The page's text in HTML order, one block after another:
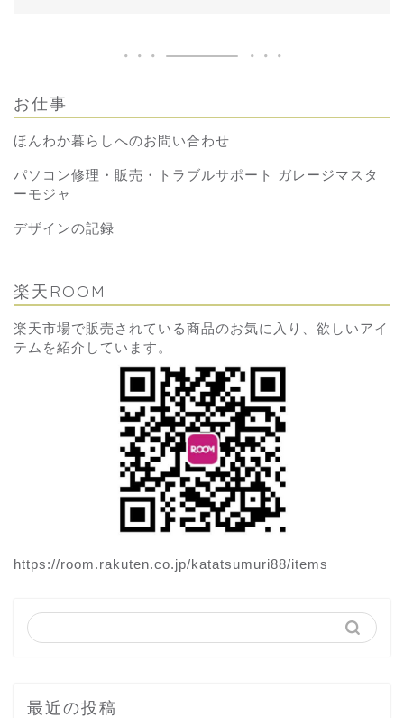
お仕事
ほんわか暮らしへのお問い合わせ
パソコン修理・販売・トラブルサポート ガレージマスタ
ーモジャ
デザインの記録
楽天ROOM
楽天市場で販売されている商品のお気に入り、欲しいアイ
テムを紹介しています。
https://room.rakuten.co.jp/katatsumuri88/items
最近の投稿